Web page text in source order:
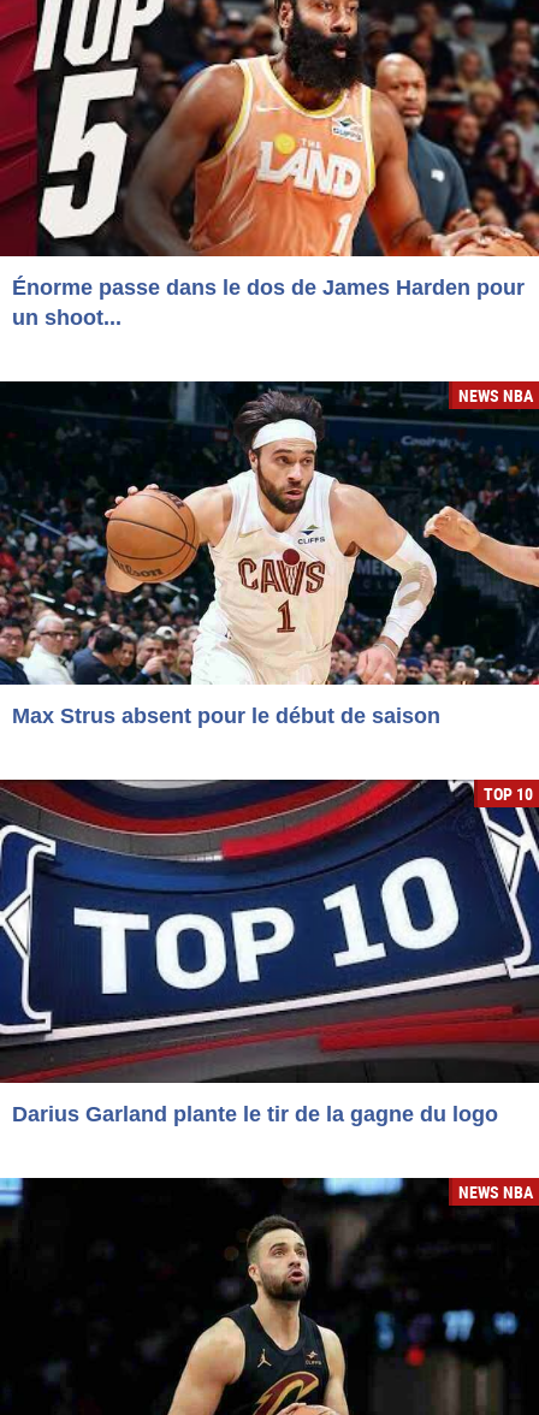
Énorme passe dans le dos de James Harden pour
un shoot...
NEWS NBA
Max Strus absent pour le début de saison
TOP 10
Darius Garland plante le tir de la gagne du logo
NEWS NBA